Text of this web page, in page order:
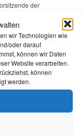
wir Technologien wie
oder darauf
können wir Daten
Website verarbeiten.
können
werden.
der
ist
Das
den
dieser
Ab
ein
in die